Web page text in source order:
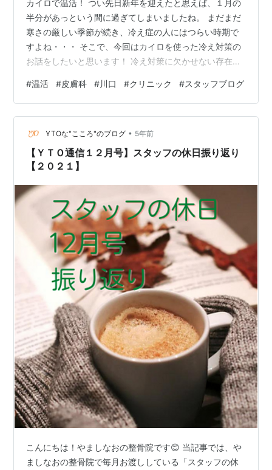
カイロで温活！ つい先日新年を迎えたと思えば、１月の
半分があっという間に過ぎてしまいましたね。 まだまだ
寒さの厳しい季節が続き、冷え症の人にはつらい時期で
すよね・・・ そこで、今回はカイロを使った冷え対策の
お話をしたいと思います！ 冷え対策に欠かせない存在と
すか？ おなかや背中、つま先など人によって様々かと思
いますが、実は適切な場所に貼ることにより効率的に身
体を温めることができるのはご存じでしょうか。 おすす
めのツボをいくつか紹介しますね。 １つ目は、左右の肩
甲骨の間です。ここには風門と呼ばれるツボがありここ
を温めることにより身体のこわばりがほ…
#温活 #皮膚科 #川口 #クリニック #スタッフブログ
YTOな"こころ"のブログ • 5年前
【ＹＴＯ通信１２月号】スタッフの休日振り返り
【２０２１】
こんにちは！やましなおの整骨院です😊 当記事では、や
ましなおの整骨院で毎月お渡ししている「スタッフの休